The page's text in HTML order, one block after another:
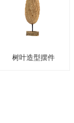
树叶造型摆件